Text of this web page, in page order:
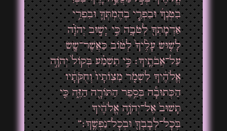
בִטְנְךָ֜ וּבִפְרִ֧י בְהֶמְתְּךָ֛ וּבִפְרִ֥י
אַדְמָתְךָ֖ לְטֹבָ֑ה כִּ֣י יָשׁ֣וּב יְהֹוָ֗ה
לָשׂ֤וּשׂ עָלֶ֙יךָ֙ לְט֔וֹב כַּאֲשֶׁר־שָׂ֖שׂ
עַל־אֲבֹתֶֽיךָ׃ כִּ֣י תִשְׁמַ֗ע בְּקוֹל֙ יְהֹוָ֣ה
אֱלֹהֶ֔יךָ לִשְׁמֹ֤ר מִצְוֺתָיו֙ וְחֻקֹּתָ֔יו
הַכְּתוּבָ֕ה בְּסֵ֥פֶר הַתּוֹרָ֖ה הַזֶּ֑ה כִּ֤י
תָשׁוּב֙ אֶל־יְהֹוָ֣ה אֱלֹהֶ֔יךָ
בְּכׇל־לְבָבְךָ֖ וּבְכׇל־נַפְשֶֽׁךָ׃“